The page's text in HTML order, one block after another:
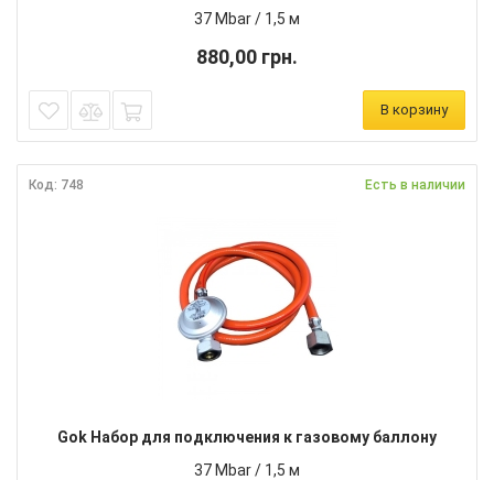
37 Mbar / 1,5 м
880,00 грн.
В корзину
Код: 748 Есть в наличии
Gok Набор для подключения к газовому баллону
37 Mbar / 1,5 м